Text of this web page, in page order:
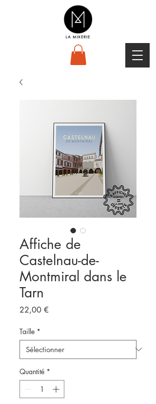
Affiche de
Castelnau-de-
Montmiral dans le
Tarn
22,00 €
Taille *
Quantité *